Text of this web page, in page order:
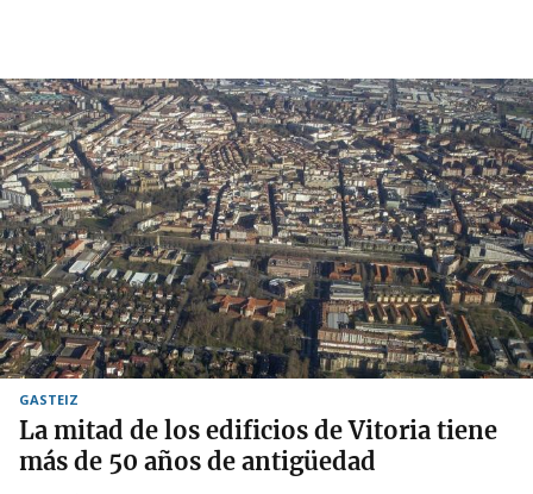
GASTEIZ
La mitad de los edificios de Vitoria tiene
más de 50 años de antigüedad